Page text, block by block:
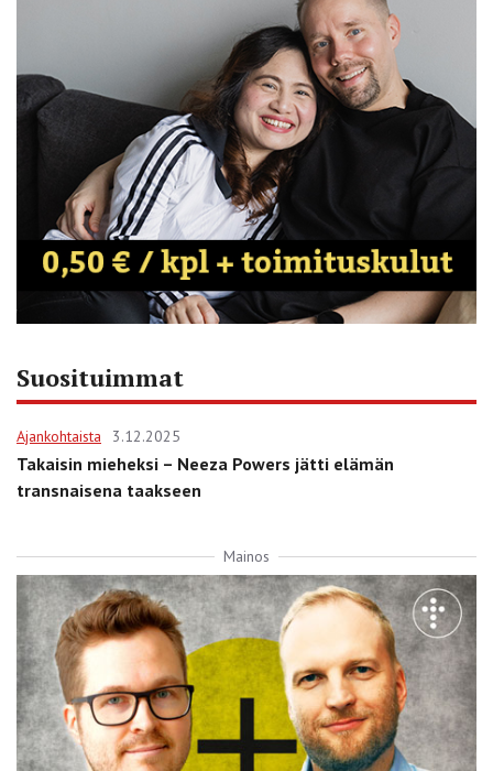
Suosituimmat
Ajankohtaista 3.12.2025
Takaisin mieheksi – Neeza Powers jätti elämän
transnaisena taakseen
Mainos